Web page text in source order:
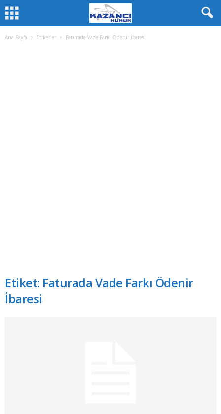
Ana Sayfa Etiketler Faturada Vade Farkı Ödenir İbaresi
Etiket: Faturada Vade Farkı Ödenir
İbaresi